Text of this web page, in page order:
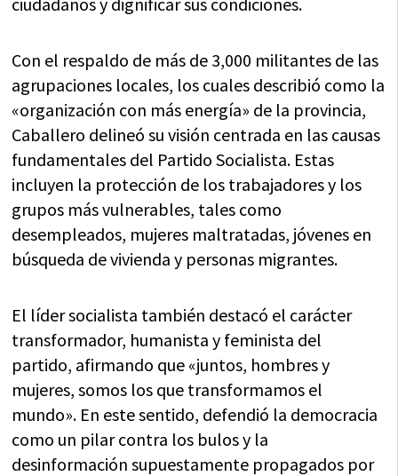
Con el respaldo de más de 3,000 militantes de las
agrupaciones locales, los cuales describió como la
«organización con más energía» de la provincia,
Caballero delineó su visión centrada en las causas
fundamentales del Partido Socialista. Estas
incluyen la protección de los trabajadores y los
grupos más vulnerables, tales como
desempleados, mujeres maltratadas, jóvenes en
búsqueda de vivienda y personas migrantes.
El líder socialista también destacó el carácter
transformador, humanista y feminista del
partido, afirmando que «juntos, hombres y
mujeres, somos los que transformamos el
mundo». En este sentido, defendió la democracia
como un pilar contra los bulos y la
desinformación supuestamente propagados por